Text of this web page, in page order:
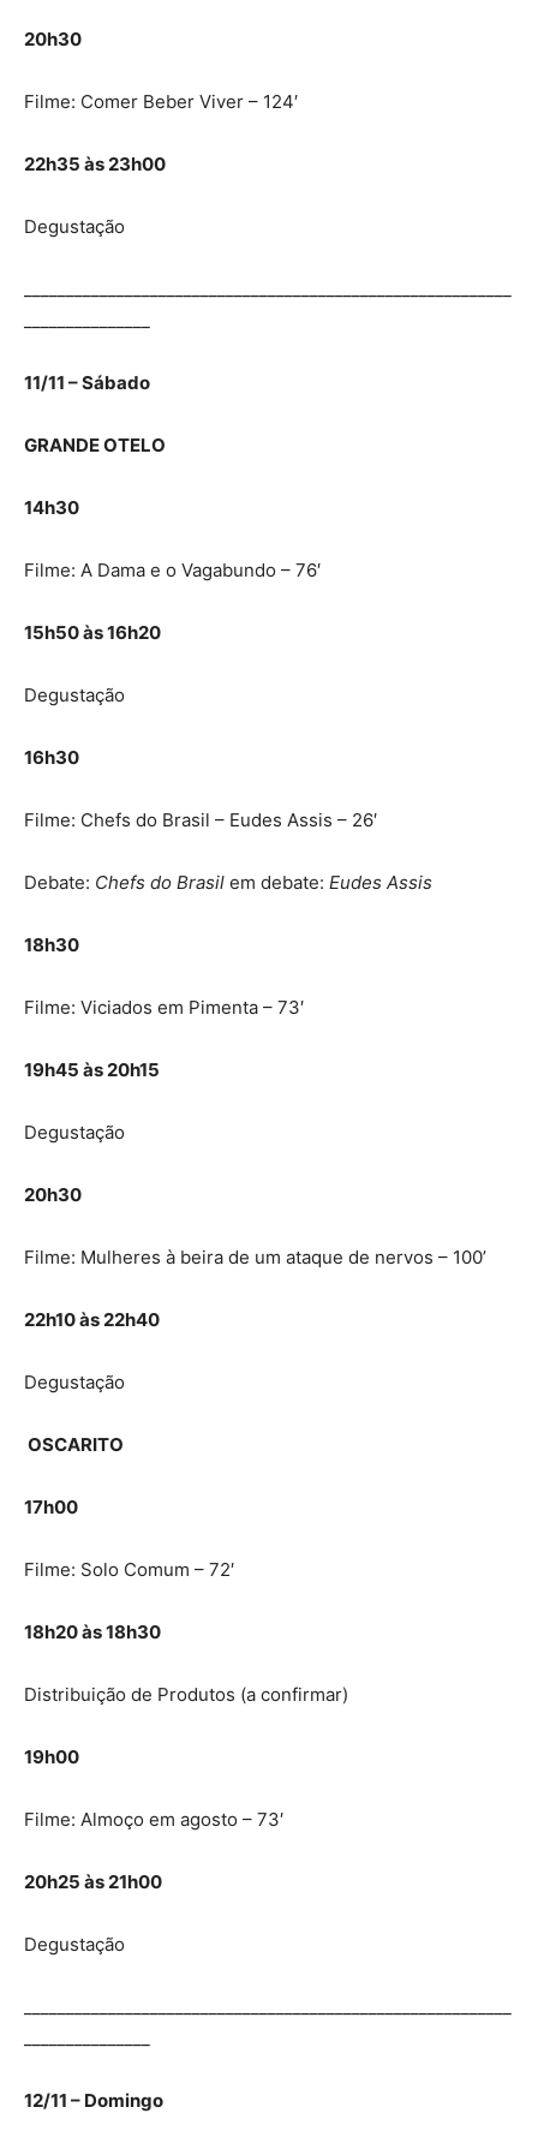
20h30
Filme: Comer Beber Viver – 124′
22h35 às 23h00
Degustação
11/11 – Sábado
GRANDE OTELO
14h30
Filme: A Dama e o Vagabundo – 76′
15h50 às 16h20
Degustação
16h30
Filme: Chefs do Brasil – Eudes Assis – 26′
Debate: Chefs do Brasil em debate: Eudes Assis
18h30
Filme: Viciados em Pimenta – 73′
19h45 às 20h15
Degustação
20h30
Filme: Mulheres à beira de um ataque de nervos – 100’
22h10 às 22h40
Degustação
OSCARITO
17h00
Filme: Solo Comum – 72′
18h20 às 18h30
Distribuição de Produtos (a confirmar)
19h00
Filme: Almoço em agosto – 73′
20h25 às 21h00
Degustação
12/11 – Domingo